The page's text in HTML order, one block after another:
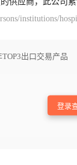
institutions/
TOP3出口交易产品
登录